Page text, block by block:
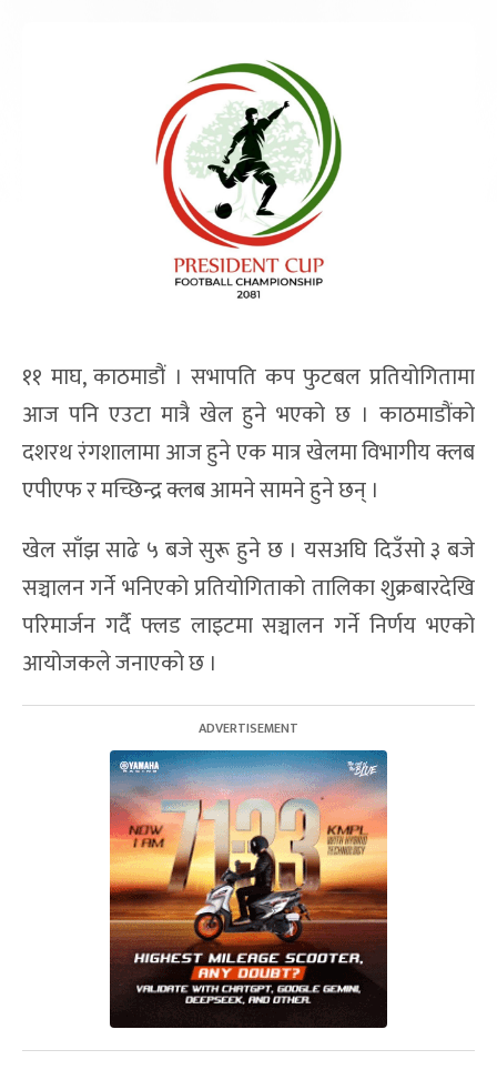
११ माघ, काठमाडौं । सभापति कप फुटबल प्रतियोगितामा
आज पनि एउटा मात्रै खेल हुने भएको छ । काठमाडौंको
दशरथ रंगशालामा आज हुने एक मात्र खेलमा विभागीय क्लब
एपीएफ र मच्छिन्द्र क्लब आमने सामने हुने छन् ।
खेल साँझ साढे ५ बजे सुरू हुने छ । यसअघि दिउँसो ३ बजे
सञ्चालन गर्ने भनिएको प्रतियोगिताको तालिका शुक्रबारदेखि
परिमार्जन गर्दै फ्लड लाइटमा सञ्चालन गर्ने निर्णय भएको
आयोजकले जनाएको छ ।